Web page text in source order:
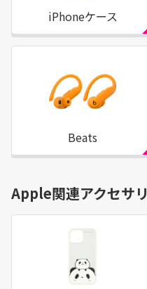
iPhoneケース
Beats
Apple関連アクセサリ